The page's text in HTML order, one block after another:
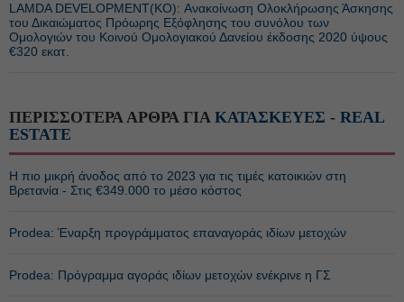
LAMDA DEVELOPMENT(ΚΟ): Ανακοίνωση Ολοκλήρωσης Άσκησης
του Δικαιώματος Πρόωρης Εξόφλησης του συνόλου των
Ομολογιών του Κοινού Ομολογιακού Δανείου έκδοσης 2020 ύψους
€320 εκατ.
ΠΕΡΙΣΣΟΤΕΡΑ ΑΡΘΡΑ ΓΙΑ ΚΑΤΑΣΚΕΥΕΣ - REAL
ESTATE
Η πιο μικρή άνοδος από το 2023 για τις τιμές κατοικιών στη
Βρετανία - Στις €349.000 το μέσο κόστος
Prodea: Έναρξη προγράμματος επαναγοράς ιδίων μετοχών
Prodea: Πρόγραμμα αγοράς ιδίων μετοχών ενέκρινε η ΓΣ